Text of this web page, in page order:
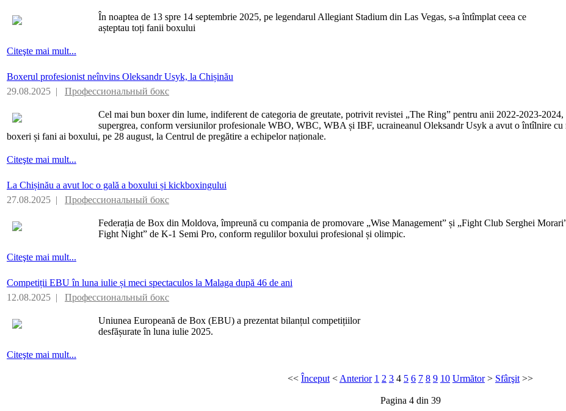
În noaptea de 13 spre 14 septembrie 2025, pe legendarul Allegiant Stadium din Las Vegas, s-a întîmplat ceea ce
așteptau toți fanii boxului
Citeşte mai mult...
Boxerul profesionist neînvins Oleksandr Usyk, la Chișinău
29.08.2025 | Профессиональный бокс
Cel mai bun boxer din lume, indiferent de categoria de greutate, potrivit revistei „The Ring” pentru anii 2022-2023-
supergrea, conform versiunilor profesionale WBO, WBC, WBA și IBF, ucraineanul Oleksandr Usyk a avut o întîlnire
boxeri și fani ai boxului, pe 28 august, la Centrul de pregătire a echipelor naționale.
Citeşte mai mult...
La Chișinău a avut loc o gală a boxului și kickboxingului
27.08.2025 | Профессиональный бокс
Federația de Box din Moldova, împreună cu compania de promovare „Wise Management” și „Fight Club Serghei
Fight Night” de K-1 Semi Pro, conform regulilor boxului profesional și olimpic.
Citeşte mai mult...
Competiții EBU în luna iulie și meci spectaculos la Malaga după 46 de ani
12.08.2025 | Профессиональный бокс
Uniunea Europeană de Box (EBU) a prezentat bilanțul competițiilor
desfășurate în luna iulie 2025.
Citeşte mai mult...
<< Început < Anterior 1 2 3 4 5 6 7 8 9 10 Următor> Sfârşit >>
Pagina 4 din 39